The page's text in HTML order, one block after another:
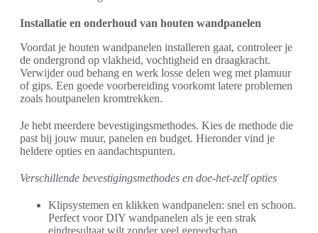
Installatie en onderhoud van houten wandpanelen
Voordat je houten wandpanelen installeren gaat, controleer je
de ondergrond op vlakheid, vochtigheid en draagkracht.
Verwijder oud behang en werk losse delen weg met plamuur
of gips. Een goede voorbereiding voorkomt latere problemen
zoals houtpanelen kromtrekken.
Je hebt meerdere bevestigingsmethodes. Kies de methode die
past bij jouw muur, panelen en budget. Hieronder vind je
heldere opties en aandachtspunten.
Verschillende bevestigingsmethodes en doe-het-zelf opties
Klipsystemen en klikken wandpanelen: snel en schoon.
Perfect voor DIY wandpanelen als je een strak